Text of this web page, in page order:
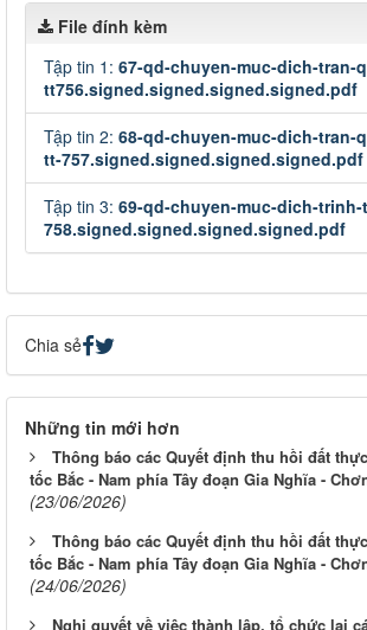
File đính kèm
Tập tin 1: 67-qd-chuyen-muc-dich-tran-
tt756.signed.signed.signed.signed.pdf
Tập tin 2: 68-qd-chuyen-muc-dich-tran-
tt-757.signed.signed.signed.signed.pdf
Tập tin 3: 69-qd-chuyen-muc-dich-
758.signed.signed.signed.signed.pdf
Chia sẻ
Những tin mới hơn
Thông báo các Quyết định thu hồi đất
tốc Bắc - Nam phía Tây đoạn Gia Nghĩa -
(23/06/2026)
Thông báo các Quyết định thu hồi đất
tốc Bắc - Nam phía Tây đoạn Gia Nghĩa -
(24/06/2026)
Nghị quyết về việc thành lập, tổ chức lại